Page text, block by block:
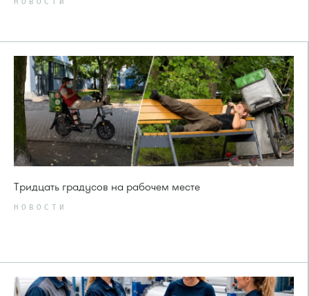
НОВОСТИ
Тридцать градусов на рабочем месте
НОВОСТИ